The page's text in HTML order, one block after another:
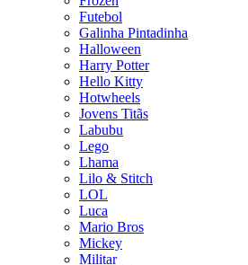
Futebol
Galinha Pintadinha
Halloween
Harry Potter
Hello Kitty
Hotwheels
Jovens Titãs
Labubu
Lego
Lhama
Lilo & Stitch
LOL
Luca
Mario Bros
Mickey
Militar